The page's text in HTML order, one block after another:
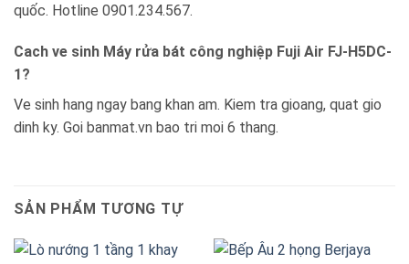
quốc. Hotline 0901.234.567.
Cach ve sinh Máy rửa bát công nghiệp Fuji Air FJ-H5DC-
1?
Ve sinh hang ngay bang khan am. Kiem tra gioang, quat gio
dinh ky. Goi banmat.vn bao tri moi 6 thang.
SẢN PHẨM TƯƠNG TỰ